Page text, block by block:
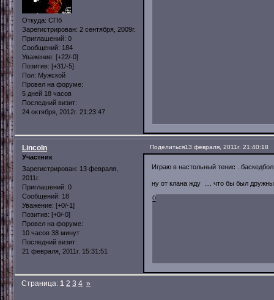
Откуда: СПб
Зарегистрирован: 2 сентября, 2009г.
Приглашений: 0
Сообщений: 184
Уважение: [+22/-0]
Позитив: [+31/-5]
Пол: Мужской
Провел на форуме:
5 дней 18 часов
Последний визит:
24 октября, 2012г. 21:23:47
Поделиться13 февраля, 2011г. 21:40:18
Lincoln
Участник
Зарегистрирован: 13 февраля,
2011г.
Приглашений: 0
Сообщений: 18
Уважение: [+0/-1]
Позитив: [+0/-0]
Провел на форуме:
10 часов 38 минут
Последний визит:
21 февраля, 2011г. 15:31:51
Играю в настольный тенис
ну от клана жду .... что бы был
0
Страница:1 2 3 4 »